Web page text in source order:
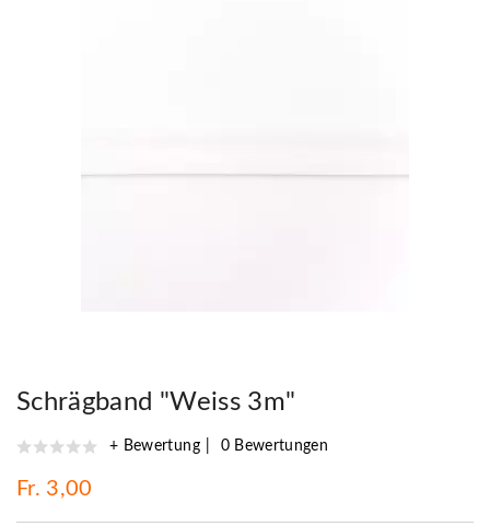
Schrägband "Weiss 3m"
+ Bewertung 0 Bewertungen
Fr. 3,00